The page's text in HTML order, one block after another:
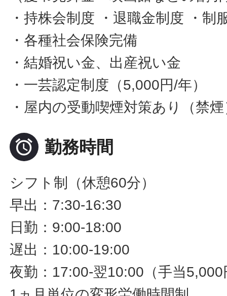
・持株会制度 ・退職金制度 ・制
・各種社会保険完備
・結婚祝い金、出産祝い金
・一芸認定制度（5,000円/年）
・屋内の受動喫煙対策あり（禁
 勤務時間
シフト制（休憩60分）
早出：7:30-16:30
日勤：9:00-18:00
遅出：10:00-19:00
夜勤：17:00-翌10:00（手当5,000